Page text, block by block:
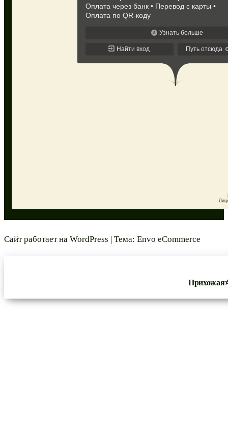
Сайт работает на WordPress | Тема: Envo eCommerce